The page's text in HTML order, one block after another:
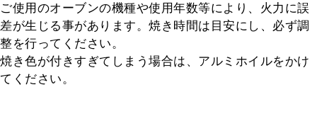
ご使用のオーブンの機種や使用年数等により、火力に誤
差が生じる事があります。焼き時間は目安にし、必ず調
整を行ってください。
焼き色が付きすぎてしまう場合は、アルミホイルをかけ
てください。